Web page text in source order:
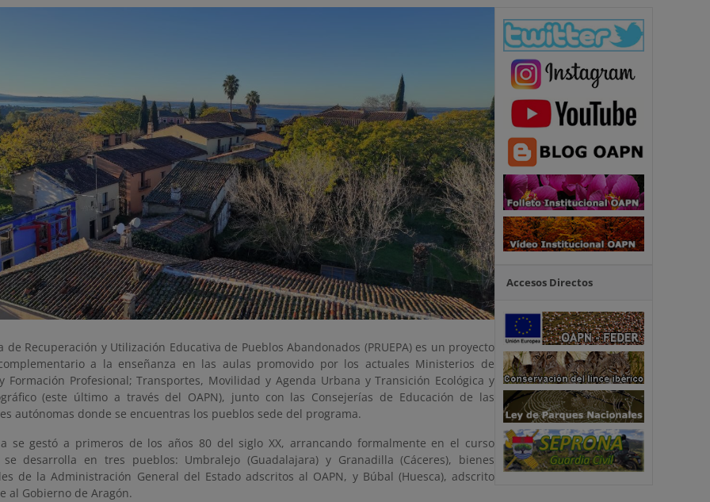
de Recuperación y Utilización Educativa de Pueblos Abandonados (PRUEPA) es un proyecto
a la enseñanza en las aulas promovido por los actuales Ministerios de
Formación Profesional; Transportes, Movilidad y Agenda Urbana y Transición Ecológica y
(este último a través del OAPN), junto con las Consejerías de Educación de las
autónomas donde se encuentras los pueblos sede del programa.
se gestó a primeros de los años 80 del siglo XX, arrancando formalmente en el curso
desarrolla en tres pueblos: Umbralejo (Guadalajara) y Granadilla (Cáceres), bienes
de la Administración General del Estado adscritos al OAPN, y Búbal (Huesca), adscrito
al Gobierno de Aragón.
Accesos Directos